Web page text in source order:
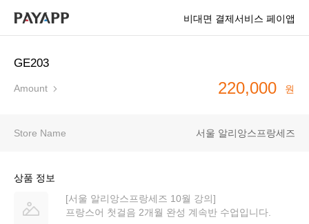
비대면 결제서비스 페이앱
GE203
Amount 220,000 원
Store Name 서울 알리앙스프랑세즈
상품 정보
[서울 알리앙스프랑세즈 10월 강의]
프랑스어 첫걸음 2개월 완성 계속반 수업입니다.